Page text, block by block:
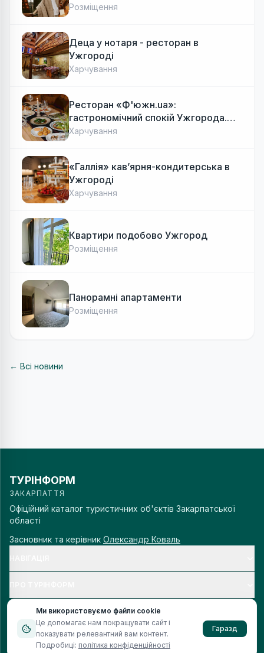
Розміщення
Деца у нотаря - ресторан в
Ужгороді
Харчування
Ресторан «Ф'южн.ua»:
гастрономічний спокій Ужгорода.
Авторська локальна кухня, затишок
Харчування
«Галлія» кав’ярня-кондитерська в
Ужгороді
Харчування
Квартири подобово Ужгород
Розміщення
Панорамні апартаменти
Розміщення
← Всі новини
ТУРІНФОРМ
ЗАКАРПАТТЯ
Офіційний каталог туристичних об'єктів Закарпатської
області
Засновник та керівник Олександр Коваль
© 2006–2026 Турінформ Закарпаття. Всі права захищено.
Ми використовуємо файли cookie
Це допомагає нам покращувати сайт і
показувати релевантний вам контент.
Подробиці: політика конфіденційності
Гаразд